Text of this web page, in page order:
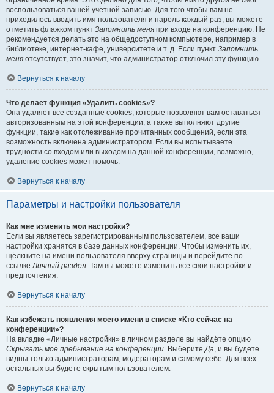
воспользоваться вашей учётной записью. Для того чтобы вам не
приходилось вводить имя пользователя и пароль каждый раз, вы можете
отметить флажком пункт Запомнить меня при входе на конференцию. Не
рекомендуется делать это на общедоступном компьютере, например в
библиотеке, интернет-кафе, университете и т. д. Если пункт Запомнить
меня отсутствует, это значит, что администратор отключил эту функцию.
Вернуться к началу
Что делает функция «Удалить cookies»?
Она удаляет все созданные cookies, которые позволяют вам оставаться
авторизованным на этой конференции, а также выполняют другие
функции, такие как отслеживание прочитанных сообщений, если эта
возможность включена администратором. Если вы испытываете
трудности со входом или выходом на данной конференции, возможно,
удаление cookies может помочь.
Вернуться к началу
Параметры и настройки пользователя
Как мне изменить мои настройки?
Если вы являетесь зарегистрированным пользователем, все ваши
настройки хранятся в базе данных конференции. Чтобы изменить их,
щёлкните на имени пользователя вверху страницы и перейдите по
ссылкеЛичный раздел. Там вы можете изменить все свои настройки и
предпочтения.
Вернуться к началу
Как избежать появления моего имени в списке «Кто сейчас на
конференции»?
На вкладке «Личные настройки» в личном разделе вы найдёте опцию
Скрывать моё пребывание на конференции. ВыберитеДа, и вы будете
видны только администраторам, модераторам и самому себе. Для всех
остальных вы будете скрытым пользователем.
Вернуться к началу